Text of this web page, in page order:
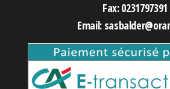
Fax: 0231797391
Email: